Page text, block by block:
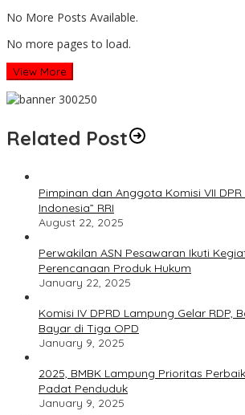
No More Posts Available.
No more pages to load.
View More
Related Post
Pimpinan dan Anggota Komisi VII DPR
Indonesia” RRI
August 22, 2025
Perwakilan ASN Pesawaran Ikuti
Perencanaan Produk Hukum
January 22, 2025
Komisi IV DPRD Lampung Gelar RDP,
Bayar di Tiga OPD
January 9, 2025
2025, BMBK Lampung Prioritas
Padat Penduduk
January 9, 2025